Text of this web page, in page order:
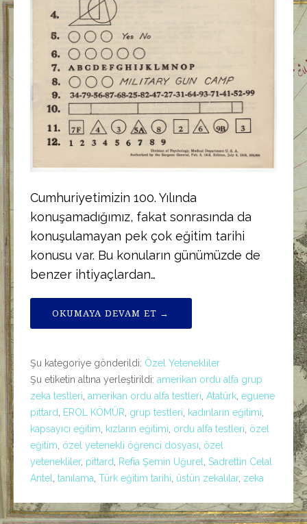
Cumhuriyetimizin 100. Yılında
konuşamadığımız, fakat sonrasında da
konuşulamayan pek çok eğitim tarihi
konusu var. Bu konuların günümüzde de
benzer ihtiyaçlardan…
OKUMAYA DEVAM ET →
Şu kategoriye gönderildi: Özel Yetenekliler
Şu etiketin altına yerleştirildi: amerikan ordu alfa grup
zeka testleri amerikan ordu alfa testleri Atatürk eguene
pittard
EROL KÖMÜR grup testleri kadınların eğitimi
kapsayıcı eğitim
kızların eğitimi ordu alfa testleri özel
eğitim özel yetenekli öğrenci dosyası özel
yetenekliler, pittard Refia Şemin Uğurel
Sadrettin Celal
Antel
tanılama Türk eğitim tarihi üstün zekalılar, zeka